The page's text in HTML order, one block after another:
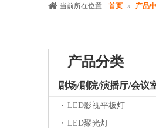
当前所在位置: 首页 » 产品
产品分类
剧场/剧院/演播厅/会议
LED影视平板灯
LED聚光灯